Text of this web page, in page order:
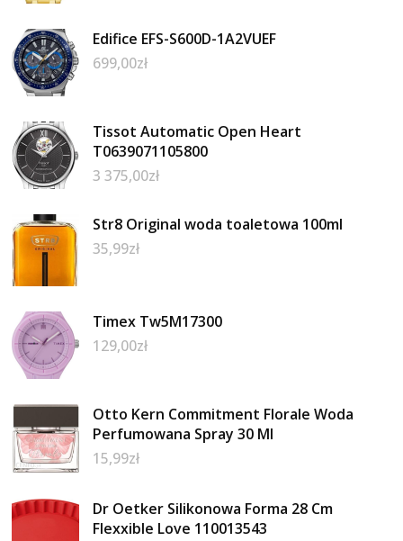
Edifice EFS-S600D-1A2VUEF
699,00zł
Tissot Automatic Open Heart
T0639071105800
3 375,00zł
Str8 Original woda toaletowa 100ml
35,99zł
Timex Tw5M17300
129,00zł
Otto Kern Commitment Florale Woda
Perfumowana Spray 30 Ml
15,99zł
Dr Oetker Silikonowa Forma 28 Cm
Flexxible Love 110013543